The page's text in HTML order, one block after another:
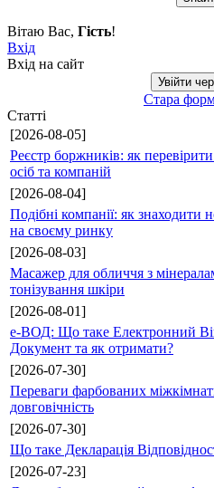
Вітаю Вас, Гість!
Вхід
Вхід на сайт
Увійти
Стара
Статті
[2026-08-05]
Реєстр боржників: як
осіб та компаній
[2026-08-04]
Подібні компанії: як знаходити
на своєму ринку
[2026-08-03]
Масажер для обличчя з
тонізування шкіри
[2026-08-01]
е-ВОД: Що таке Електронний
Документ та як отримати?
[2026-07-30]
Переваги фарбованих
довговічність
[2026-07-30]
Що таке Декларація
[2026-07-23]